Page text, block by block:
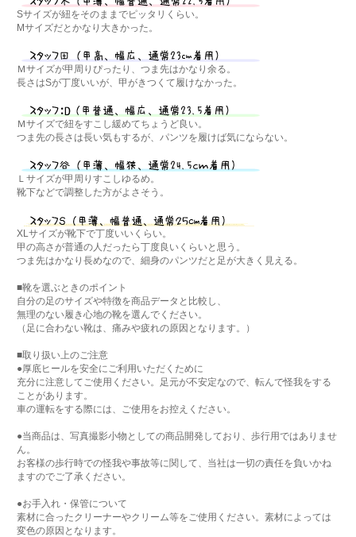
Sサイズが紐をそのままでピッタリくらい。
Mサイズだとかなり大きかった。
Ｍサイズが甲周りぴったり、つま先はかなり余る。
長さはSが丁度いいが、甲がきつくて履けなかった。
Ｍサイズで紐をすこし緩めてちょうど良い。
つま先の長さは長い気もするが、パンツを履けば気にならない。
Ｌサイズが甲周りすこしゆるめ。
靴下などで調整した方がよさそう。
XLサイズが靴下で丁度いいくらい。
甲の高さが普通の人だったら丁度良いくらいと思う。
つま先はかなり長めなので、細身のパンツだと足が大きく見える。
■靴を選ぶときのポイント
自分の足のサイズや特徴を商品データと比較し、
無理のない履き心地の靴を選んでください。
（足に合わない靴は、痛みや疲れの原因となります。）
■取り扱い上のご注意
●厚底ヒールを安全にご利用いただくために
充分に注意してご使用ください。足元が不安定なので、転んで怪我をする
ことがあります。
車の運転をする際には、ご使用をお控えください。
●当商品は、写真撮影小物としての商品開発しており、歩行用ではありませ
ん。
お客様の歩行時での怪我や事故等に関して、当社は一切の責任を負いかね
ますのでご了承ください。
●お手入れ・保管について
素材に合ったクリーナーやクリーム等をご使用ください。素材によっては
変色の原因となります。